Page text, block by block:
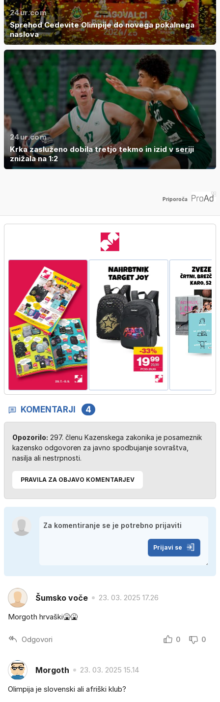
24ur.com
Sprehod Cedevite Olimpije do novega pokalnega
naslova
24ur.com
Krka zasluženo dobila tretjo tekmo in izid v seriji
znižala na 1:2
Priporoča
KOMENTARJI 4
Opozorilo: 297. členu Kazenskega zakonika je posameznik
kazensko odgovoren za javno spodbujanje sovraštva,
nasilja ali nestrpnosti.
PRAVILA ZA OBJAVO KOMENTARJEV
Prijavi se
Šumsko voče 23. 03. 2025 17.26
Morgoth hrvaški🤮🤮
Odgovori 0 0
Morgoth 23. 03. 2025 15.14
Olimpija je slovenski ali afriški klub?